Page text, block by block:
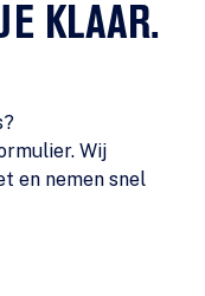
KLAAR.
Wij
en nemen snel